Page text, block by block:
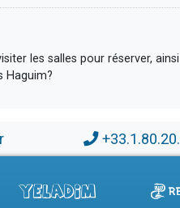
les salles pour réserver,
Haguim?